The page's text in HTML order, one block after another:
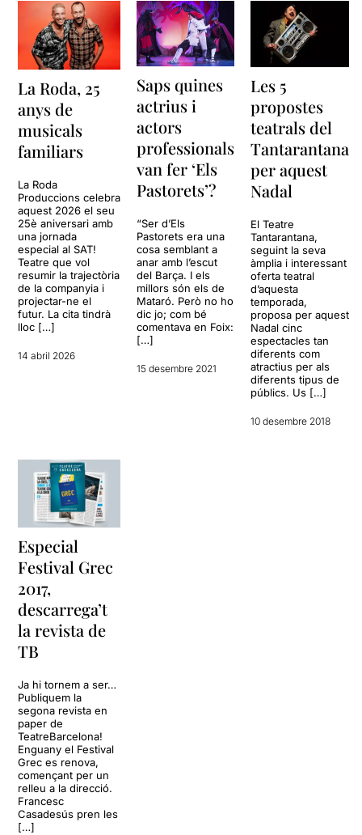
La Roda, 25
anys de
musicals
familiars
La Roda
Produccions celebra
aquest 2026 el seu
25è aniversari amb
una jornada
especial al SAT!
Teatre que vol
resumir la trajectòria
de la companyia i
projectar-ne el
futur. La cita tindrà
lloc […]
14 abril 2026
Saps quines
actrius i
actors
professionals
van fer ‘Els
Pastorets’?
“Ser d’Els
Pastorets era una
cosa semblant a
anar amb l’escut
del Barça. I els
millors són els de
Mataró. Però no ho
dic jo; com bé
comentava en Foix:
[…]
15 desembre 2021
Les 5
propostes
teatrals del
Tantarantana
per aquest
Nadal
El Teatre
Tantarantana,
seguint la seva
àmplia i interessant
oferta teatral
d’aquesta
temporada,
proposa per aquest
Nadal cinc
espectacles tan
diferents com
atractius per als
diferents tipus de
públics. Us […]
10 desembre 2018
Especial
Festival Grec
2017,
descarrega’t
la revista de
TB
Ja hi tornem a ser…
Publiquem la
segona revista en
paper de
TeatreBarcelona!
Enguany el Festival
Grec es renova,
començant per un
relleu a la direcció.
Francesc
Casadesús pren les
[…]